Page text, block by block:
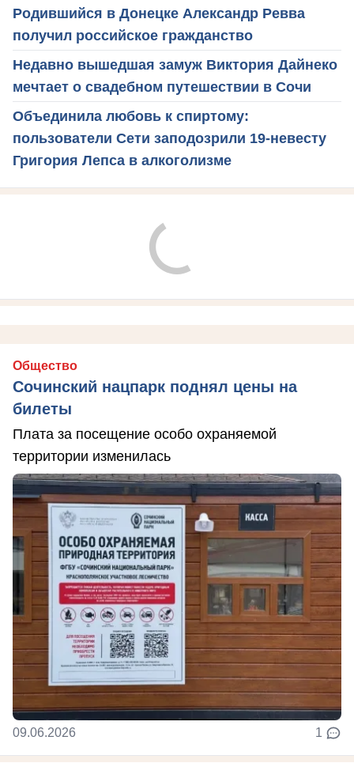
Родившийся в Донецке Александр Ревва
получил российское гражданство
Недавно вышедшая замуж Виктория Дайнеко
мечтает о свадебном путешествии в Сочи
Объединила любовь к спиртому:
пользователи Сети заподозрили 19-невесту
Григория Лепса в алкоголизме
Общество
Сочинский нацпарк поднял цены на
билеты
Плата за посещение особо охраняемой
территории изменилась
09.06.2026 1